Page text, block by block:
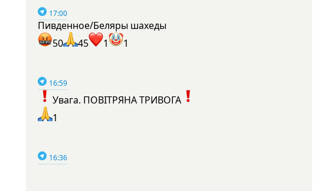
17:00
Пивденное/Беляры шахеды
50
45 1 1
16:59
Увага. ПОВІТРЯНА ТРИВОГА
1
16:36